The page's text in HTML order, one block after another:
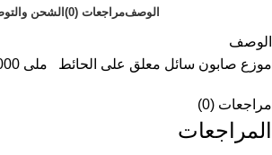
الوصفمراجعات (0) الشحن
الوصف
موزع صابون سائل معلق على الحائط ملى 1000 HH
مراجعات (0)
المراجعات